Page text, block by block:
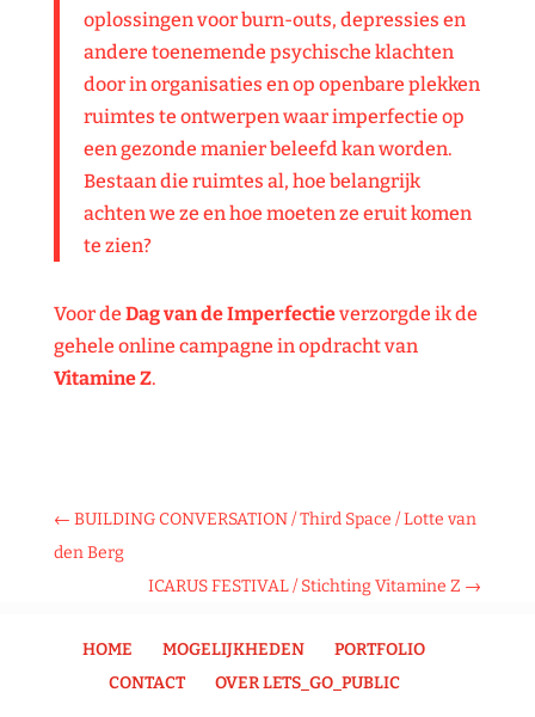
oplossingen voor burn-outs, depressies en
andere toenemende psychische klachten
door in organisaties en op openbare plekken
ruimtes te ontwerpen waar imperfectie op
een gezonde manier beleefd kan worden.
Bestaan die ruimtes al, hoe belangrijk
achten we ze en hoe moeten ze eruit komen
te zien?
Voor de Dag van de Imperfectieverzorgde ik de
gehele online campagne in opdracht van
Vitamine Z.
← BUILDING CONVERSATION / Third Space / Lotte van
den Berg
ICARUS FESTIVAL / Stichting Vitamine Z →
HOME MOGELIJKHEDEN
PORTFOLIO
CONTACT
OVER LETS_GO_PUBLIC